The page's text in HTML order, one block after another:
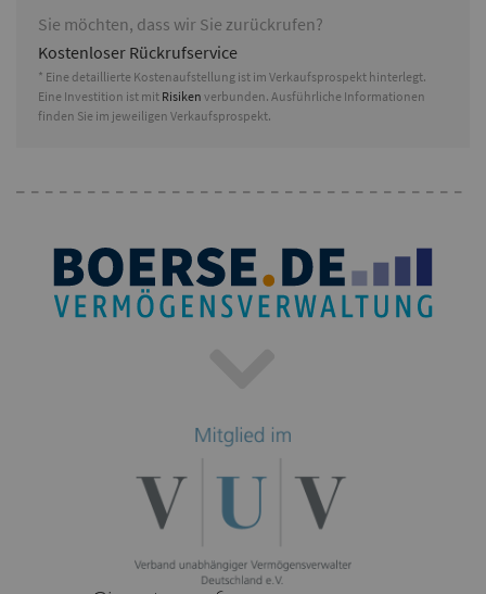
Sie möchten, dass wir Sie zurückrufen?
Kostenloser Rückrufservice
* Eine detaillierte Kostenaufstellung ist im Verkaufsprospekt hinterlegt.
Eine Investition ist mitRisikenverbunden. Ausführliche Informationen
finden Sie im jeweiligen Verkaufsprospekt.